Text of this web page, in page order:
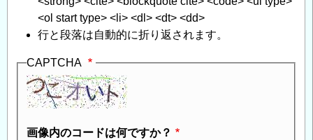
<ol start type> <li> <dl> <dt> <dd>
行と段落は自動的に折り返されます。
CAPTCHA
画像内のコードは何ですか？